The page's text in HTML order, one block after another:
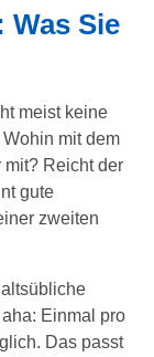
Sie
meist keine
mit dem
Reicht der
gute
zweiten
Einmal pro
Das passt